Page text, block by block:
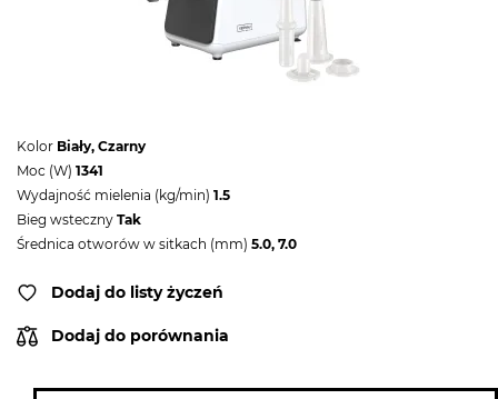
Kolor Biały, Czarny
Moc (W) 1341
Wydajność mielenia (kg/min) 1.5
Bieg wsteczny Tak
Średnica otworów w sitkach (mm) 5.0, 7.0
Dodaj do listy życzeń
Dodaj do porównania